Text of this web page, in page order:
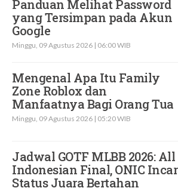
Panduan Melihat Password
yang Tersimpan pada Akun
Google
Minggu, 09 Agustus 2026 | 06:00 WIB
Mengenal Apa Itu Family
Zone Roblox dan
Manfaatnya Bagi Orang Tua
Minggu, 09 Agustus 2026 | 05:20 WIB
Jadwal GOTF MLBB 2026: All
Indonesian Final, ONIC Incar
Status Juara Bertahan